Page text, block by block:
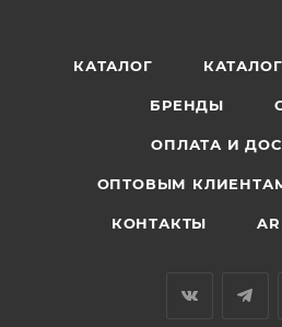
КАТАЛОГ
БРЕНДЫ
ОПЛАТА И
ОПТОВЫМ
КОНТАКТЫ